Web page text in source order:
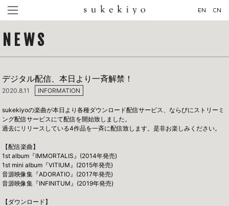
EN CN
NEWS
デジタル配信、本日より一斉解禁！
2020.8.11 INFORMATION
sukekiyoの楽曲が本日より各種ダウンロード配信サービス、ならびにストリーミ
ング配信サービスにて配信を開始致しました。
過去にリリースしている4作品を一斉に配信致します。是非お楽しみください。
【配信楽曲】
1st album『IMMORTALIS』(2014年発売)
1st mini album『VITIUM』(2015年発売)
音源映像集『ADORATIO』(2017年発売)
音源映像集『INFINITUM』(2019年発売)
【ダウンロード】